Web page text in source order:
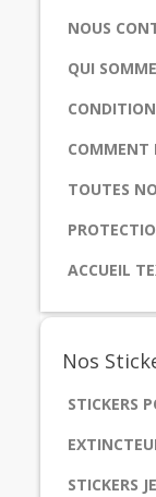
NOUS
QUI
COMMENT
TOUTES
ACCUEIL
Nos
STICKERS
STICKERS